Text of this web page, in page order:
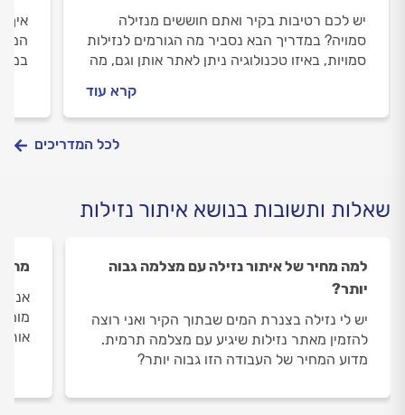
יש לכם רטיבות בקיר ואתם חוששים מנזילה
סמויה? במדריך הבא נסביר מה הגורמים לנזילות
סמויות, באיזו טכנולוגיה ניתן לאתר אותן וגם, מה
קרא עוד
איך
לכל המדריכים
שאלות ותשובות בנושא איתור נזילות
למה מחיר של איתור נזילה עם מצלמה גבוה
יותר?
יש לי נזילה בצנרת המים שבתוך הקיר ואני רוצה
להזמין מאתר נזילות שיגיע עם מצלמה תרמית.
מדוע המחיר של העבודה הזו גבוה יותר?
מה
אני